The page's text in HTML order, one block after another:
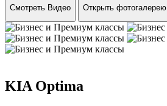
Смотреть Видео Открыть фотогалерею
KIA Optima